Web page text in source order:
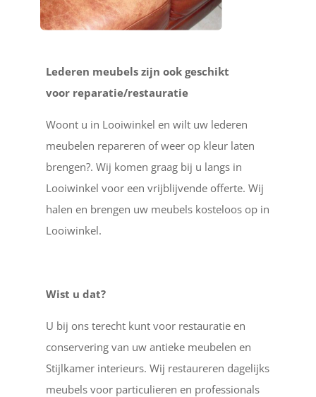
Lederen meubels zijn ook geschikt
voor reparatie/restauratie
Woont u in Looiwinkel en wilt uw lederen
meubelen repareren of weer op kleur laten
brengen?. Wij komen graag bij u langs in
Looiwinkel voor een vrijblijvende offerte. Wij
halen en brengen uw meubels kosteloos op in
Looiwinkel.
Wist u dat?
U bij ons terecht kunt voor restauratie en
conservering van uw antieke meubelen en
Stijlkamer interieurs. Wij restaureren dagelijks
meubels voor particulieren en professionals